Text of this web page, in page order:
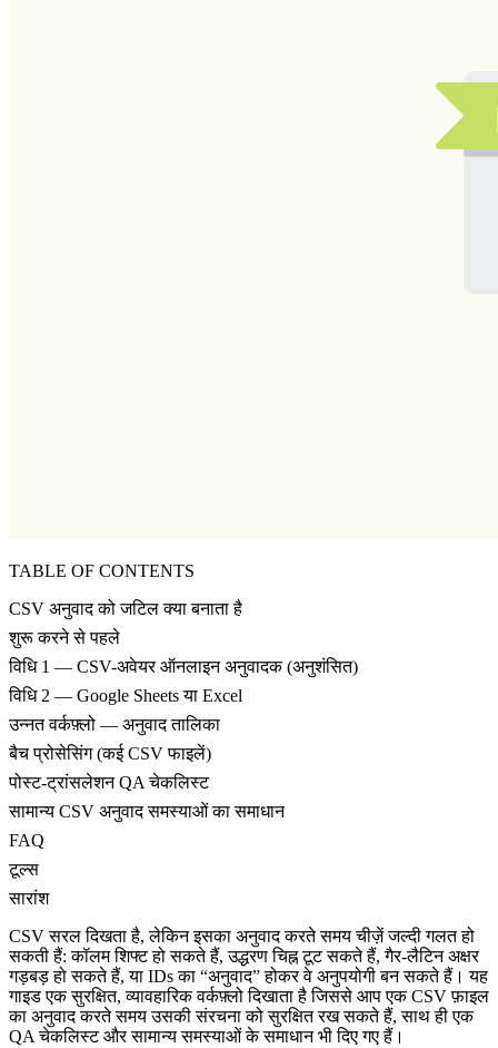
TABLE OF CONTENTS
CSV अनुवाद को जटिल क्या बनाता है
शुरू करने से पहले
विधि 1 — CSV-अवेयर ऑनलाइन अनुवादक (अनुशंसित)
विधि 2 — Google Sheets या Excel
उन्नत वर्कफ़्लो — अनुवाद तालिका
बैच प्रोसेसिंग (कई CSV फाइलें)
पोस्ट-ट्रांसलेशन QA चेकलिस्ट
सामान्य CSV अनुवाद समस्याओं का समाधान
FAQ
टूल्स
सारांश
CSV सरल दिखता है, लेकिन इसका अनुवाद करते समय चीज़ें जल्दी गलत हो
सकती हैं: कॉलम शिफ्ट हो सकते हैं, उद्धरण चिह्न टूट सकते हैं, गैर-लैटिन अक्षर
गड़बड़ हो सकते हैं, या IDs का “अनुवाद” होकर वे अनुपयोगी बन सकते हैं। यह
गाइड एक सुरक्षित, व्यावहारिक वर्कफ़्लो दिखाता है जिससे आप एक CSV फ़ाइल
का अनुवाद करते समय उसकी संरचना को सुरक्षित रख सकते हैं, साथ ही एक
QA चेकलिस्ट और सामान्य समस्याओं के समाधान भी दिए गए हैं।